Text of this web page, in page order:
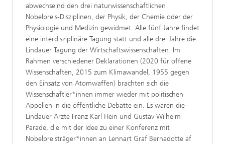
abwechselnd den drei naturwissenschaftlichen
Nobelpreis-Disziplinen, der Physik, der Chemie oder der
Physiologie und Medizin gewidmet. Alle fünf Jahre findet
eine interdisziplinäre Tagung statt und alle drei Jahre die
Lindauer Tagung der Wirtschaftswissenschaften. Im
Rahmen verschiedener Deklarationen (2020 für offene
Wissenschaften, 2015 zum Klimawandel, 1955 gegen
den Einsatz von Atomwaffen) brachten sich die
Wissenschaftler*innen immer wieder mit politischen
Appellen in die öffentliche Debatte ein. Es waren die
Lindauer Ärzte Franz Karl Hein und Gustav Wilhelm
Parade, die mit der Idee zu einer Konferenz mit
Nobelpreisträger*innen an Lennart Graf Bernadotte af